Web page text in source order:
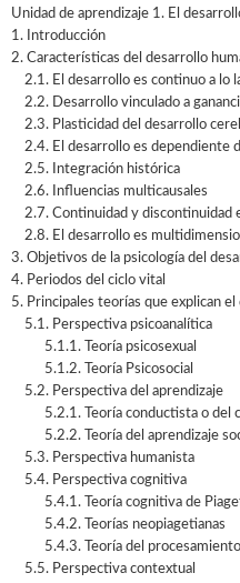
Unidad de aprendizaje 1. El
1. Introducción
2. Características del desarrollo
2.1. El desarrollo es continuo a lo
2.2. Desarrollo vinculado a
2.3. Plasticidad del desarrollo
2.4. El desarrollo es dependiente
2.5. Integración histórica
2.6. Influencias multicausales
2.7. Continuidad y discontinuidad
2.8. El desarrollo es
3. Objetivos de la psicología del
4. Periodos del ciclo vital
5. Principales teorías que explican
5.1. Perspectiva psicoanalítica
5.1.1. Teoría psicosexual
5.1.2. Teoría Psicosocial
5.2. Perspectiva del aprendizaje
5.2.1. Teoría conductista o del
5.2.2. Teoría del aprendizaje
5.3. Perspectiva humanista
5.4. Perspectiva cognitiva
5.4.1. Teoría cognitiva de
5.4.2. Teorías neopiagetianas
5.4.3. Teoría del procesamiento
5.5. Perspectiva contextual